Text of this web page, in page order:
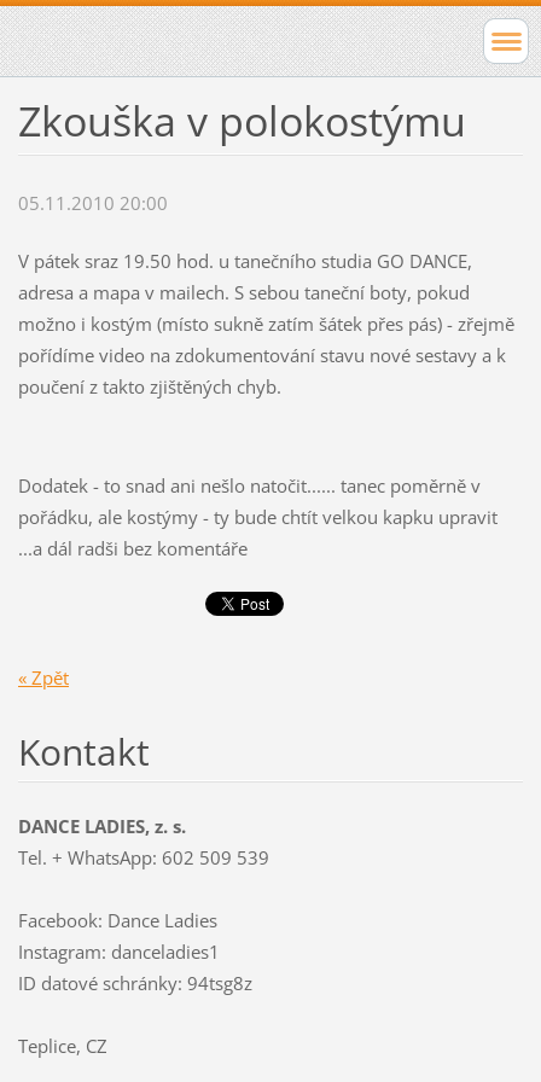
Zkouška v polokostýmu
05.11.2010 20:00
V pátek sraz 19.50 hod. u tanečního studia GO DANCE,
adresa a mapa v mailech. S sebou taneční boty, pokud
možno i kostým (místo sukně zatím šátek přes pás) - zřejmě
pořídíme video na zdokumentování stavu nové sestavy a k
poučení z takto zjištěných chyb.
Dodatek - to snad ani nešlo natočit...... tanec poměrně v
pořádku, ale kostýmy - ty bude chtít velkou kapku upravit
...a dál radši bez komentáře
« Zpět
Kontakt
DANCE LADIES, z. s.
Tel. + WhatsApp: 602 509 539
Facebook: Dance Ladies
Instagram: danceladies1
ID datové schránky: 94tsg8z
Teplice, CZ